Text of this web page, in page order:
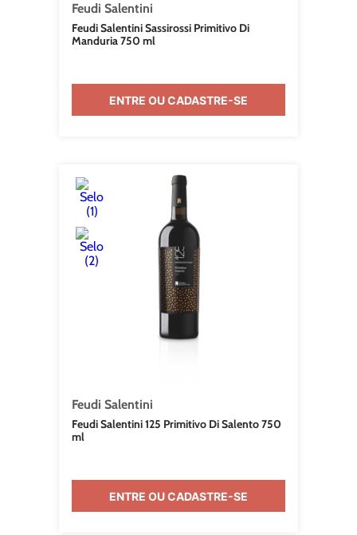
Feudi Salentini
Feudi Salentini Sassirossi Primitivo Di
Manduria 750 ml
ENTRE OU CADASTRE-SE
Feudi Salentini
Feudi Salentini 125 Primitivo Di Salento 750
ml
ENTRE OU CADASTRE-SE